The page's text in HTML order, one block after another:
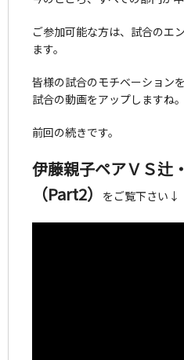
ご参加可能な方は、試合のエ
ます。
皆様の試合のモチベーション
試合の動画をアップしますね。
前回の続きです。
伊藤親子ペアＶＳ辻
（Part2）
をご覧下さい↓